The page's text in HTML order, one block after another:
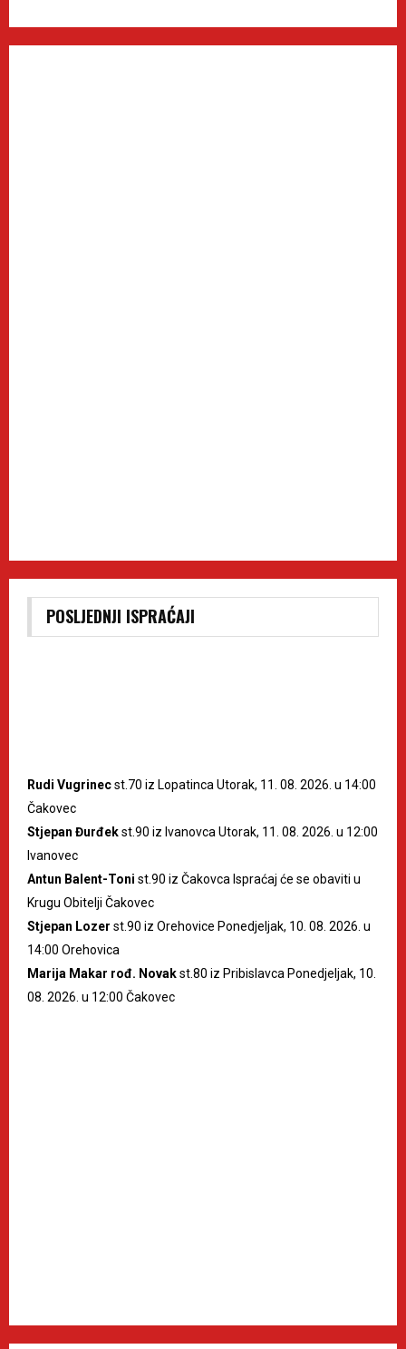
POSLJEDNJI ISPRAĆAJI
Rudi Vugrinecst.70 iz Lopatinca Utorak, 11. 08. 2026. u 14:00
Čakovec
Stjepan Đurđekst.90 iz Ivanovca Utorak, 11. 08. 2026. u 12:00
Ivanovec
Antun Balent-Toni st.90 iz Čakovca Ispraćaj će se obaviti u
Krugu Obitelji Čakovec
Stjepan Lozer st.90 iz Orehovice Ponedjeljak, 10. 08. 2026. u
14:00 Orehovica
Marija Makar rođ. Novakst.80 iz Pribislavca Ponedjeljak, 10.
08. 2026. u 12:00 Čakovec